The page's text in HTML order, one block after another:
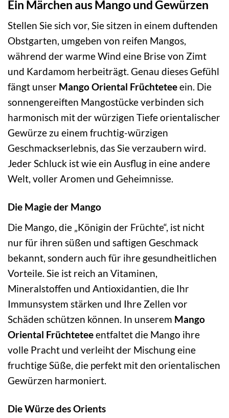
Ein Märchen aus Mango und Gewürzen
Stellen Sie sich vor, Sie sitzen in einem duftenden
Obstgarten, umgeben von reifen Mangos,
während der warme Wind eine Brise von Zimt
und Kardamom herbeiträgt. Genau dieses Gefühl
fängt unser Mango Oriental Früchteteeein. Die
sonnengereiften Mangostücke verbinden sich
harmonisch mit der würzigen Tiefe orientalischer
Gewürze zu einem fruchtig-würzigen
Geschmackserlebnis, das Sie verzaubern wird.
Jeder Schluck ist wie ein Ausflug in eine andere
Welt, voller Aromen und Geheimnisse.
Die Magie der Mango
Die Mango, die „Königin der Früchte“, ist nicht
nur für ihren süßen und saftigen Geschmack
bekannt, sondern auch für ihre gesundheitlichen
Vorteile. Sie ist reich an Vitaminen,
Mineralstoffen und Antioxidantien, die Ihr
Immunsystem stärken und Ihre Zellen vor
Schäden schützen können. In unserem Mango
Oriental Früchteteeentfaltet die Mango ihre
volle Pracht und verleiht der Mischung eine
fruchtige Süße, die perfekt mit den orientalischen
Gewürzen harmoniert.
Die Würze des Orients